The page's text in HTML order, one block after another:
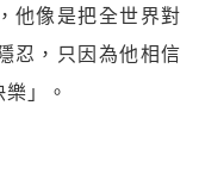
他像是把全世界對
忍，只因為他相信
」。